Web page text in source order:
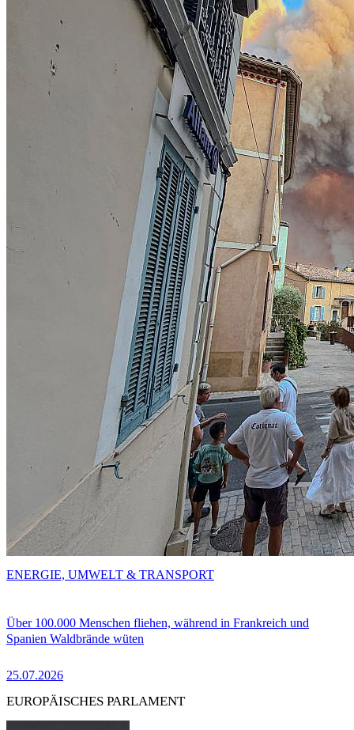
Über 100.000 Menschen fliehen, während in Frankreich und
Spanien Waldbrände wüten
25.07.2026
ENERGIE, UMWELT & TRANSPORT
EUROPÄISCHES PARLAMENT